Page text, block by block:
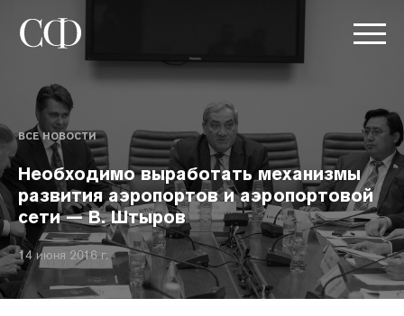
ВСЕ НОВОСТИ
Необходимо выработать механизмы
развития аэропортов и аэропортовой
сети — В. Штыров
14 июня 2016 г.